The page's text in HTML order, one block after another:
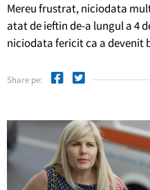
Mereu frustrat, niciodata
atat de ieftin de-a lungul a 4
niciodata fericit ca a
Share pe: